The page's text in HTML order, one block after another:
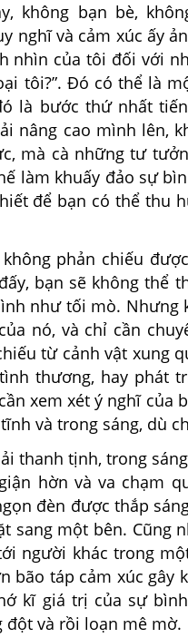
không bạn bè,
nghĩ và cảm xúc ấy
nhìn của tôi đối với
tôi?”. Đó có thể là
là bước thứ nhất
nâng cao mình lên,
mà cà những tư
làm khuấy đảo sự
để bạn có thể thu
phản chiếu
bạn sẽ không thể
như tối mò. Nhưng
nó, và chỉ cần
từ cảnh vật xung
thương, hay phát
xem xét ý nghĩ của
và trong sáng, dù
thanh tịnh, trong
hờn và va chạm
đèn được thắp
sang một bên. Cũng
người khác trong
bão táp cảm xúc gây
kĩ giá trị của sự
đột và rồi loạn mê mờ.